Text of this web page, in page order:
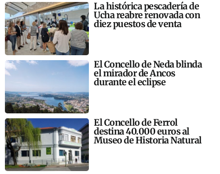
La histórica pescadería de
Ucha reabre renovada con
diez puestos de venta
El Concello de Neda blinda
el mirador de Ancos
durante el eclipse
El Concello de Ferrol
destina 40.000 euros al
Museo de Historia Natural